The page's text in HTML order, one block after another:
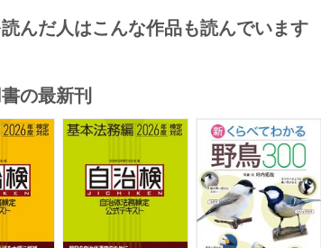
んだ人はこんな作品も読んでいます
の最新刊